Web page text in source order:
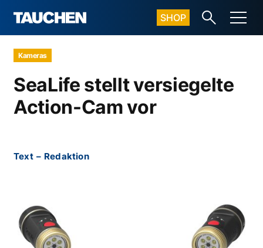
SHOP
Kameras
SeaLife stellt versiegelte
Action-Cam vor
Text – Redaktion